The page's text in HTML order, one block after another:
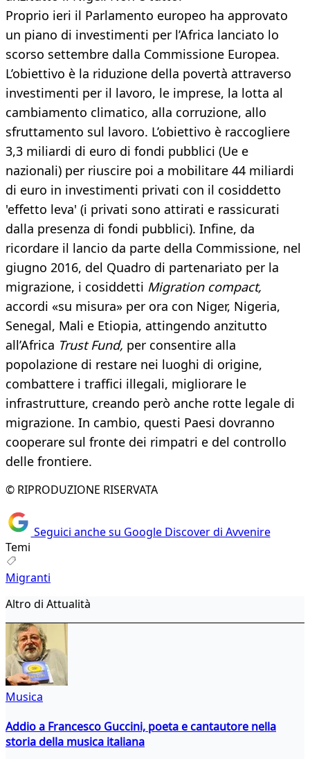
Proprio ieri il Parlamento europeo ha approvato
un piano di investimenti per l’Africa lanciato lo
scorso settembre dalla Commissione Europea.
L’obiettivo è la riduzione della povertà attraverso
investimenti per il lavoro, le imprese, la lotta al
cambiamento climatico, alla corruzione, allo
sfruttamento sul lavoro. L’obiettivo è raccogliere
3,3 miliardi di euro di fondi pubblici (Ue e
nazionali) per riuscire poi a mobilitare 44 miliardi
di euro in investimenti privati con il cosiddetto
'effetto leva' (i privati sono attirati e rassicurati
dalla presenza di fondi pubblici). Infine, da
ricordare il lancio da parte della Commissione, nel
giugno 2016, del Quadro di partenariato per la
migrazione, i cosiddetti Migration compact,
accordi «su misura» per ora con Niger, Nigeria,
Senegal, Mali e Etiopia, attingendo anzitutto
all’Africa Trust Fund, per consentire alla
popolazione di restare nei luoghi di origine,
combattere i traffici illegali, migliorare le
infrastrutture, creando però anche rotte legale di
migrazione. In cambio, questi Paesi dovranno
cooperare sul fronte dei rimpatri e del controllo
delle frontiere.
© RIPRODUZIONE RISERVATA
Seguici anche su Google Discover di Avvenire
Temi
Migranti
Altro di Attualità
Musica
Addio a Francesco Guccini, poeta e cantautore nella
storia della musica italiana